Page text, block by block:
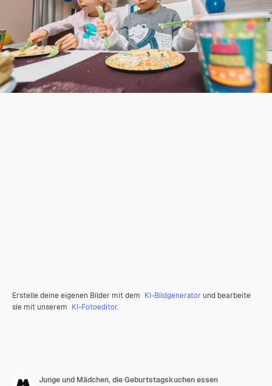
Erstelle deine eigenen Bilder mit dem KI-Bildgenerator und bearbeite
sie mit unserem KI-Fotoeditor.
Junge und Mädchen, die Geburtstagskuchen essen